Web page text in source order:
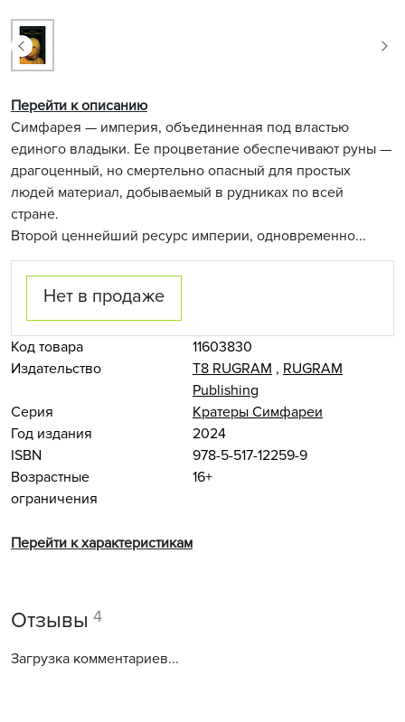
Симфарея — империя, объединенная под властью
единого владыки. Ее процветание обеспечивают руны —
драгоценный, но смертельно опасный для простых
людей материал, добываемый в рудниках по всей
стране.
Второй ценнейший ресурс империи, одновременно...
Перейти к описанию
Нет в продаже
Код товара
11603830
Издательство
Т8 RUGRAM , RUGRAM
Publishing
Серия
Кратеры Симфареи
Год издания
2024
ISBN
978-5-517-12259-9
Возрастные
ограничения
16+
Перейти к характеристикам
Отзывы 4
Загрузка комментариев...